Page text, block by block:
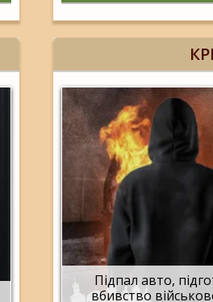
Підпал авто,
вбивство